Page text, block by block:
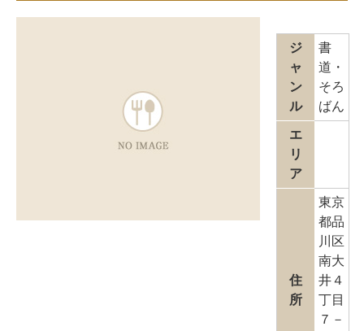
ジ
ャ
ン
ル
書
道・
そろ
ばん
エ
リ
ア
住
所
東京
都品
川区
南大
井４
丁目
７－